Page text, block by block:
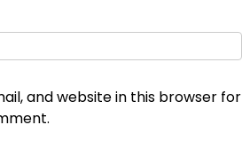
and website in this browser for